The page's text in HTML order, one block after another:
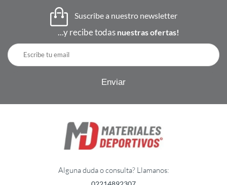
Suscribe a nuestro newsletter
...y recibe todas nuestras ofertas!
Alguna duda o consulta? Llamanos: